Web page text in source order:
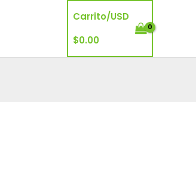
Carrito/USD
$0.00